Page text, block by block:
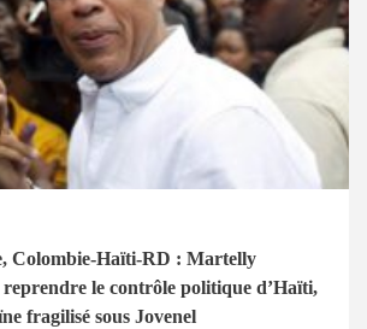
Colombie-Haïti-RD : Martelly
le contrôle politique d’Haïti,
fragilisé sous Jovenel